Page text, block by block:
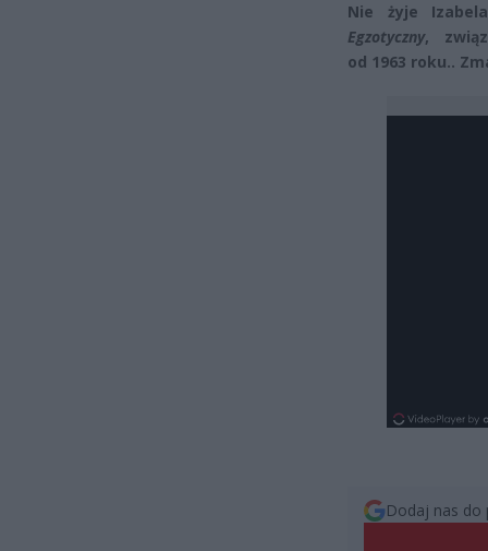
Nie żyje
Egzotyczny,
od 1963 roku..
Dodaj nas do